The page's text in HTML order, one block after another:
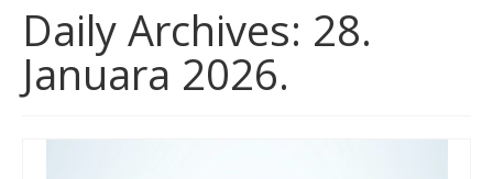
Službeni glasnici
Javne nabavke
Značajni datumi i manifestacije
Daily Archives: 28.
Januara 2026.